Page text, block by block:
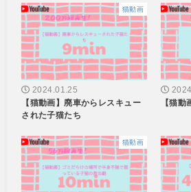
猫動画
2024.01.25
【猫動画】廃車からレスキュー
された子猫たち
【猫
猫動画